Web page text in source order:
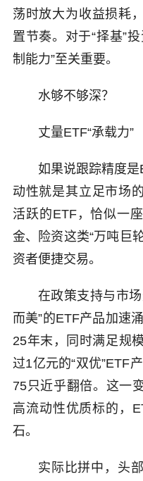
荡时放大为收益损耗
置节奏。对于“择基”
制能力”至关重要。
水够不够深？
丈量ETF“承载力”
如果说跟踪精度
动性就是其立足市场
活跃的ETF，恰似一
金、险资这类“万吨巨
资者便捷交易。
在政策支持与市
而美”的ETF产品加速
25年末，同时满足规
过1亿元的“双优”ETF
75只近乎翻倍。这一
高流动性优质标的，
石。
实际比拼中，头